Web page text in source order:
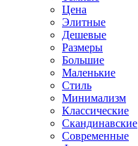
Цена
Элитные
Дешевые
Размеры
Большие
Маленькие
Стиль
Минимализм
Классические
Скандинавские
Современные